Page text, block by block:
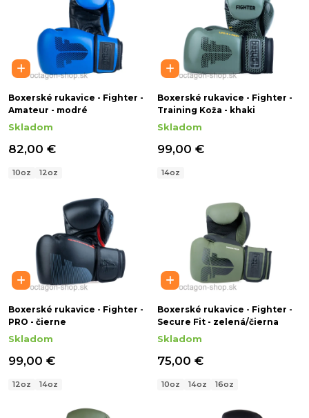
Boxerské rukavice - Fighter -
Amateur - modré
Skladom
82,00 €
10oz 12oz
Boxerské rukavice - Fighter -
Training Koža - khaki
Skladom
99,00 €
14oz
Boxerské rukavice - Fighter -
PRO - čierne
Skladom
99,00 €
12oz 14oz
Boxerské rukavice - Fighter -
Secure Fit - zelená/čierna
Skladom
75,00 €
10oz 14oz 16oz